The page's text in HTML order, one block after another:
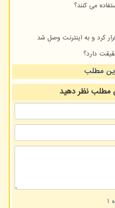
می کنند؟
کرد و به اینترنت وصل شد
مطلب
مطلبنظر دهید